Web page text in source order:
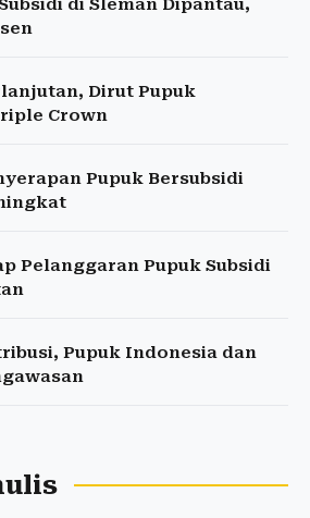
di Sleman Dipantau,
Dirut Pupuk
Crown
Pupuk Bersubsidi
Pelanggaran Pupuk Subsidi
Pupuk Indonesia dan